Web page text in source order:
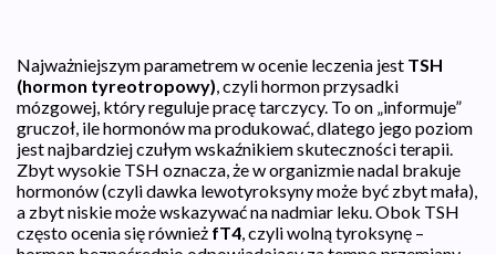
Najważniejszym parametrem w ocenie leczenia jest TSH
(hormon tyreotropowy), czyli hormon przysadki
mózgowej, który reguluje pracę tarczycy. To on „informuje”
gruczoł, ile hormonów ma produkować, dlatego jego poziom
jest najbardziej czułym wskaźnikiem skuteczności terapii.
Zbyt wysokie TSH oznacza, że w organizmie nadal brakuje
hormonów (czyli dawka lewotyroksyny może być zbyt mała),
a zbyt niskie może wskazywać na nadmiar leku. Obok TSH
często ocenia się również fT4, czyli wolną tyroksynę –